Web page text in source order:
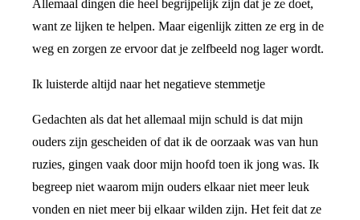
Allemaal dingen die heel begrijpelijk zijn dat je ze doet,
want ze lijken te helpen. Maar eigenlijk zitten ze erg in de
weg en zorgen ze ervoor dat je zelfbeeld nog lager wordt.
Ik luisterde altijd naar het negatieve stemmetje
Gedachten als dat het allemaal mijn schuld is dat mijn
ouders zijn gescheiden of dat ik de oorzaak was van hun
ruzies, gingen vaak door mijn hoofd toen ik jong was. Ik
begreep niet waarom mijn ouders elkaar niet meer leuk
vonden en niet meer bij elkaar wilden zijn. Het feit dat ze